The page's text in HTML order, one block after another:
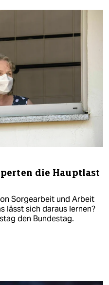
die Hauptlast
Sorgearbeit und Arbeit
lässt sich daraus lernen?
den Bundestag.